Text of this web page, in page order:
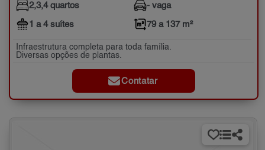
2,3,4 quartos
1 a 4 suítes
- vaga
79 a 137 m²
Infraestrutura completa para toda família.
Diversas opções de plantas.
Contatar